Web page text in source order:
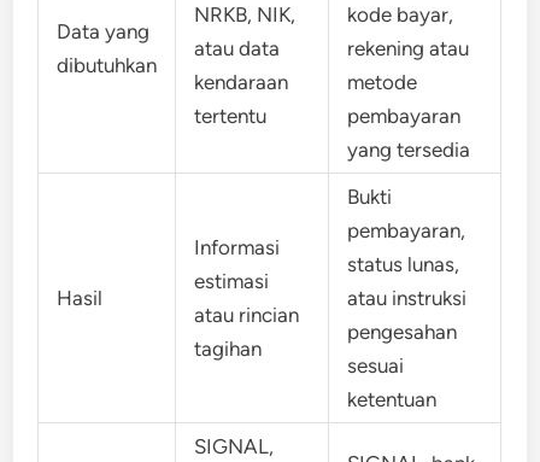
Data yang
dibutuhkan
NRKB, NIK,
atau data
kendaraan
tertentu
kode bayar,
rekening atau
metode
pembayaran
yang tersedia
Hasil
Informasi
estimasi
atau rincian
tagihan
Bukti
pembayaran,
status lunas,
atau instruksi
pengesahan
sesuai
ketentuan
SIGNAL,